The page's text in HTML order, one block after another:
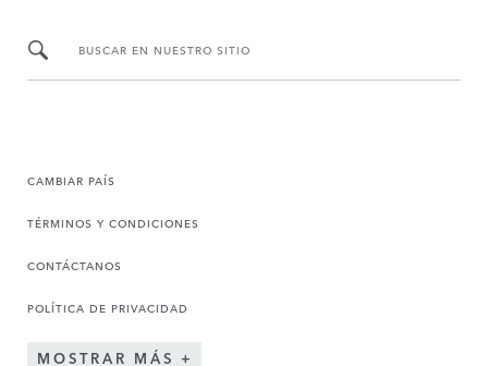
BUSCAR EN NUESTRO SITIO
CAMBIAR PAÍS
TÉRMINOS Y CONDICIONES
CONTÁCTANOS
POLÍTICA DE PRIVACIDAD
MOSTRAR MÁS